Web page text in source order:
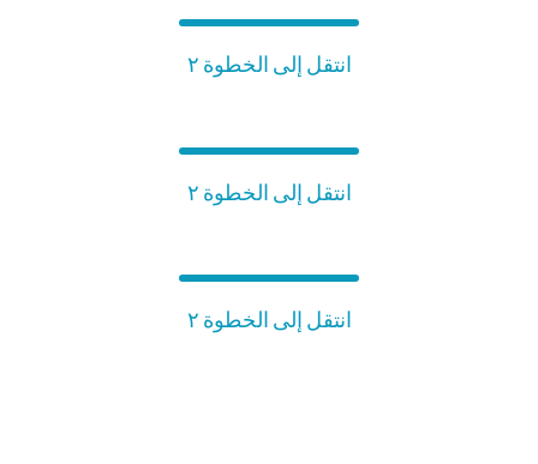
انتقل إلى الخطوة ٢
انتقل إلى الخطوة ٢
انتقل إلى الخطوة ٢